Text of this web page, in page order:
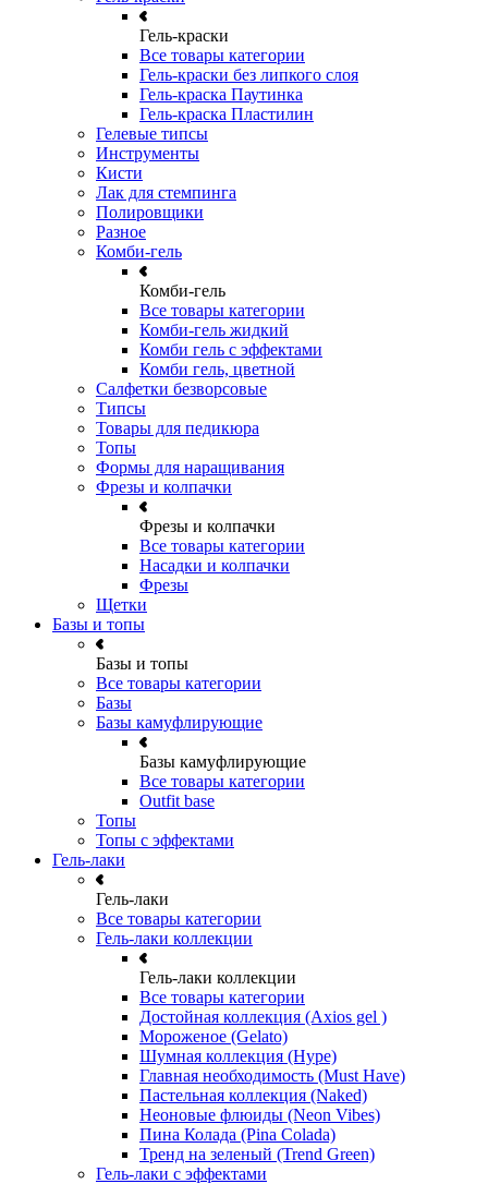
Гель-краски
Все товары категории
Гель-краски без липкого слоя
Гель-краска Паутинка
Гель-краска Пластилин
Гелевые типсы
Инструменты
Кисти
Лак для стемпинга
Полировщики
Разное
Комби-гель
Комби-гель
Все товары категории
Комби-гель жидкий
Комби гель с эффектами
Комби гель, цветной
Салфетки безворсовые
Типсы
Товары для педикюра
Топы
Формы для наращивания
Фрезы и колпачки
Фрезы и колпачки
Все товары категории
Насадки и колпачки
Фрезы
Щетки
Базы и топы
Базы и топы
Все товары категории
Базы
Базы камуфлирующие
Базы камуфлирующие
Все товары категории
Outfit base
Топы
Топы с эффектами
Гель-лаки
Гель-лаки
Все товары категории
Гель-лаки коллекции
Гель-лаки коллекции
Все товары категории
Достойная коллекция (Axios gel )
Мороженое (Gelato)
Шумная коллекция (Hype)
Главная необходимость (Must Have)
Пастельная коллекция (Naked)
Неоновые флюиды (Neon Vibes)
Пина Колада (Pina Colada)
Тренд на зеленый (Trend Green)
Гель-лаки с эффектами